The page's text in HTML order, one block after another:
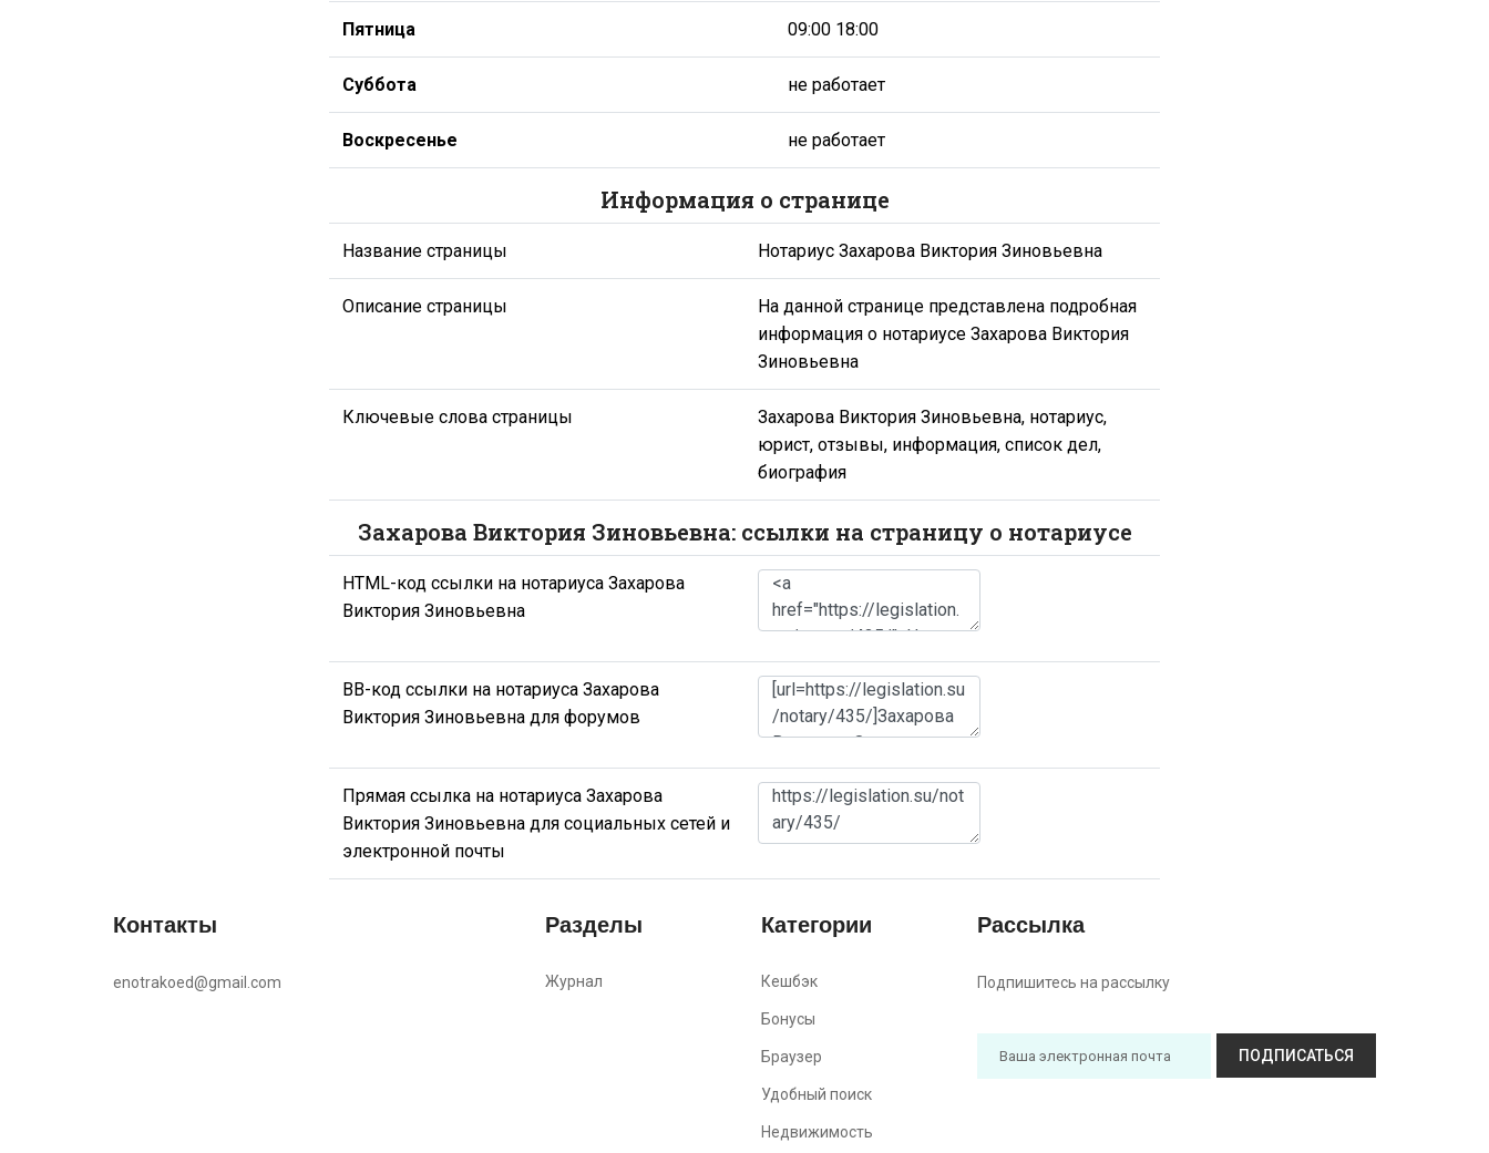
Пятница 09:00 18:00
Суббота не работает
Воскресенье не работает
Информация о странице
Название страницы Нотариус Захарова Виктория Зиновьевна
Описание страницы
На данной странице представлена подробная
информация о нотариусе Захарова Виктория
Зиновьевна
Ключевые слова страницы
Захарова Виктория Зиновьевна, нотариус,
юрист, отзывы, информация, список дел,
биография
Захарова Виктория Зиновьевна: ссылки на страницу о нотариусе
HTML-код ссылки на нотариуса Захарова
Виктория Зиновьевна
BB-код ссылки на нотариуса Захарова
Виктория Зиновьевна для форумов
Прямая ссылка на нотариуса Захарова
Виктория Зиновьевна для социальных сетей и
электронной почты
Контакты
enotrakoed@gmail.com
Разделы
Журнал
Категории
Кешбэк
Бонусы
Браузер
Удобный поиск
Недвижимость
Рассылка
Подпишитесь на рассылку
ПОДПИСАТЬСЯ